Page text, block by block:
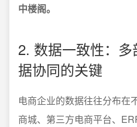
中楼阁。
2. 数据一致性：
据协同的关键
电商企业的数据往往分布在
商城、第三方电商平台、